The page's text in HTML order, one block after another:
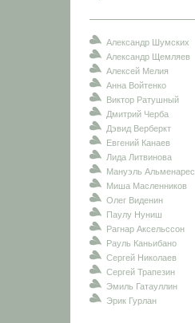
Александр Шумских
Александр Щемляев
Алексей Мелия
Анна Войтенко
Виктор Ратушный
Дмитрий Черба
Дэвид Верберкт
Евгений Канаев
Лида Литвинова
Мануэль Альменарес
Миша Масленников
Олег Виденин
Паулу Нуниш
Рагнар Аксельссон
Рауль Каньибано
Сергей Николаев
Сергей Трапезин
Эмиль Гатауллин
Эрик Гурлан